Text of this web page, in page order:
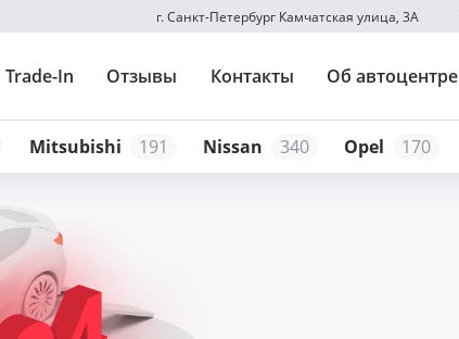
г. Санкт-Петербург Камчатская улица, 3А
Trade-In Отзывы Контакты Об автоцентре
Mitsubishi 191 Nissan 340 Opel 170